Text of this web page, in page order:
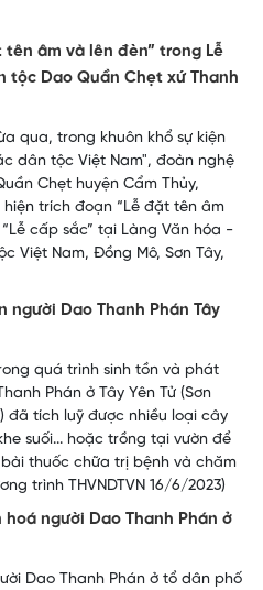
âm và lên đèn” trong Lễ
tộc Dao Quần Chẹt xứ Thanh
qua, trong khuôn khổ sự kiện
dân tộc Việt Nam", đoàn nghệ
Chẹt huyện Cẩm Thủy,
trích đoạn “Lễ đặt tên âm
cấp sắc” tại Làng Văn hóa -
Việt Nam, Đồng Mô, Sơn Tây,
người Dao Thanh Phán Tây
quá trình sinh tồn và phát
Phán ở Tây Yên Tử (Sơn
đã tích luỹ được nhiều loại cây
suối... hoặc trồng tại vườn để
thuốc chữa trị bệnh và chăm
trình THVNDTVN 16/6/2023)
hoá người Dao Thanh Phán ở
Dao Thanh Phán ở tổ dân phố